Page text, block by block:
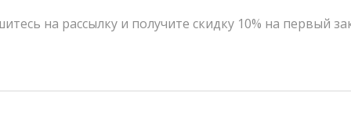
на рассылку и получите скидку 10% на первый